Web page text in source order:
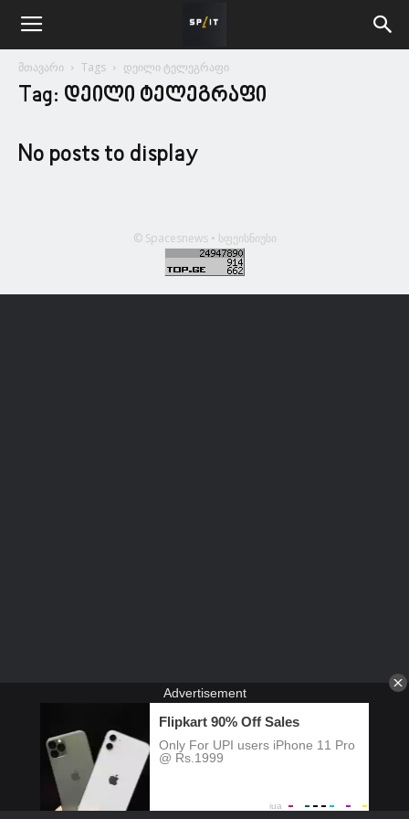
მთავარი Tags დეილი ტელეგრაფი
Tag: დეილი ტელეგრაფი
No posts to display
© Spacesnews • სფეისნიუსი